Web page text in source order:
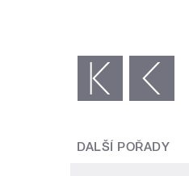
‹ předchozí
DALŠÍ POŘADY